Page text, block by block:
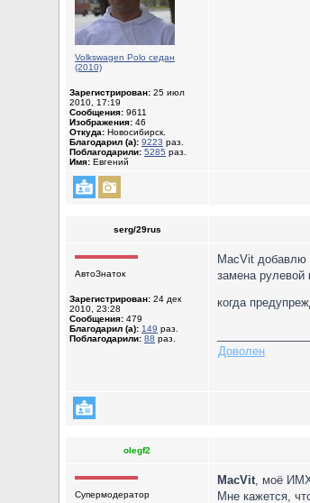
Volkswagen Polo седан
(2010)
Зарегистрирован: 25 июл
2010, 17:19
Сообщения: 9611
Изображения: 46
Откуда: Новосибирск.
Благодарил (а): 9223 раз.
Поблагодарили: 5285 раз.
Имя: Евгений
serg/29rus
АвтоЗнаток
Зарегистрирован: 24 дек
2010, 23:28
Сообщения: 479
Благодарил (а): 149 раз.
Поблагодарили: 88 раз.
MacVit добавлю
замена
когда
Доволен
olegf2
Супермодератор
MacVit, моё
Мне кажется,